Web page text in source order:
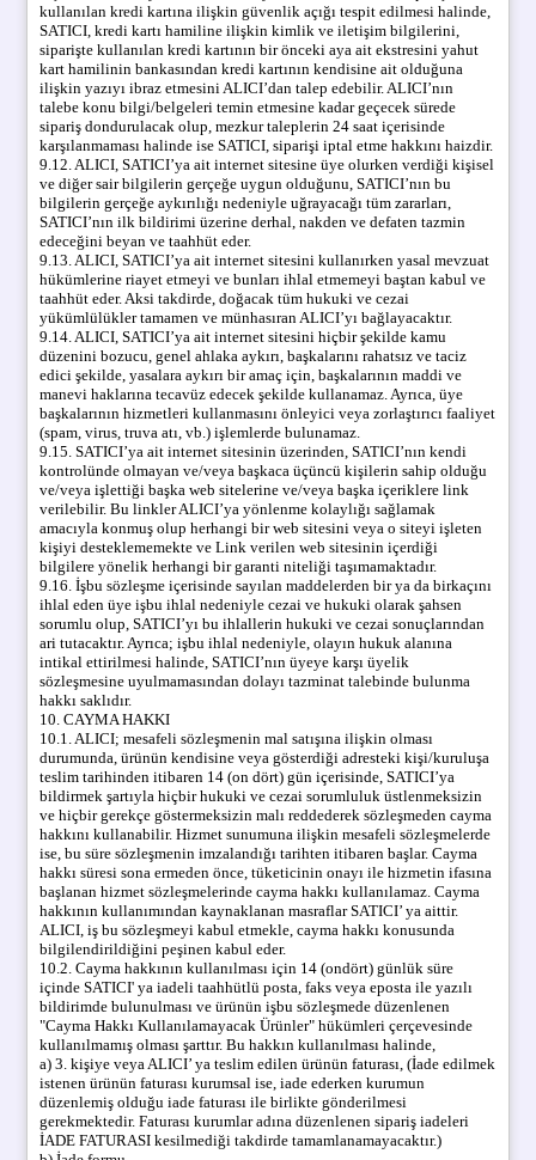
kullanılan kredi kartına ilişkin güvenlik açığı tespit edilmesi halinde,
SATICI, kredi kartı hamiline ilişkin kimlik ve iletişim bilgilerini,
siparişte kullanılan kredi kartının bir önceki aya ait ekstresini yahut
kart hamilinin bankasından kredi kartının kendisine ait olduğuna
ilişkin yazıyı ibraz etmesini ALICI’dan talep edebilir. ALICI’nın
talebe konu bilgi/belgeleri temin etmesine kadar geçecek sürede
sipariş dondurulacak olup, mezkur taleplerin 24 saat içerisinde
karşılanmaması halinde ise SATICI, siparişi iptal etme hakkını haizdir.
9.12. ALICI, SATICI’ya ait internet sitesine üye olurken verdiği kişisel
ve diğer sair bilgilerin gerçeğe uygun olduğunu, SATICI’nın bu
bilgilerin gerçeğe aykırılığı nedeniyle uğrayacağı tüm zararları,
SATICI’nın ilk bildirimi üzerine derhal, nakden ve defaten tazmin
edeceğini beyan ve taahhüt eder.
9.13. ALICI, SATICI’ya ait internet sitesini kullanırken yasal mevzuat
hükümlerine riayet etmeyi ve bunları ihlal etmemeyi baştan kabul ve
taahhüt eder. Aksi takdirde, doğacak tüm hukuki ve cezai
yükümlülükler tamamen ve münhasıran ALICI’yı bağlayacaktır.
9.14. ALICI, SATICI’ya ait internet sitesini hiçbir şekilde kamu
düzenini bozucu, genel ahlaka aykırı, başkalarını rahatsız ve taciz
edici şekilde, yasalara aykırı bir amaç için, başkalarının maddi ve
manevi haklarına tecavüz edecek şekilde kullanamaz. Ayrıca, üye
başkalarının hizmetleri kullanmasını önleyici veya zorlaştırıcı faaliyet
(spam, virus, truva atı, vb.) işlemlerde bulunamaz.
9.15. SATICI’ya ait internet sitesinin üzerinden, SATICI’nın kendi
kontrolünde olmayan ve/veya başkaca üçüncü kişilerin sahip olduğu
ve/veya işlettiği başka web sitelerine ve/veya başka içeriklere link
verilebilir. Bu linkler ALICI’ya yönlenme kolaylığı sağlamak
amacıyla konmuş olup herhangi bir web sitesini veya o siteyi işleten
kişiyi desteklememekte ve Link verilen web sitesinin içerdiği
bilgilere yönelik herhangi bir garanti niteliği taşımamaktadır.
9.16. İşbu sözleşme içerisinde sayılan maddelerden bir ya da birkaçını
ihlal eden üye işbu ihlal nedeniyle cezai ve hukuki olarak şahsen
sorumlu olup, SATICI’yı bu ihlallerin hukuki ve cezai sonuçlarından
ari tutacaktır. Ayrıca; işbu ihlal nedeniyle, olayın hukuk alanına
intikal ettirilmesi halinde, SATICI’nın üyeye karşı üyelik
sözleşmesine uyulmamasından dolayı tazminat talebinde bulunma
hakkı saklıdır.
10. CAYMA HAKKI
10.1. ALICI; mesafeli sözleşmenin mal satışına ilişkin olması
durumunda, ürünün kendisine veya gösterdiği adresteki kişi/kuruluşa
teslim tarihinden itibaren 14 (on dört) gün içerisinde, SATICI’ya
bildirmek şartıyla hiçbir hukuki ve cezai sorumluluk üstlenmeksizin
ve hiçbir gerekçe göstermeksizin malı reddederek sözleşmeden cayma
hakkını kullanabilir. Hizmet sunumuna ilişkin mesafeli sözleşmelerde
ise, bu süre sözleşmenin imzalandığı tarihten itibaren başlar. Cayma
hakkı süresi sona ermeden önce, tüketicinin onayı ile hizmetin ifasına
başlanan hizmet sözleşmelerinde cayma hakkı kullanılamaz. Cayma
hakkının kullanımından kaynaklanan masraflar SATICI’ ya aittir.
ALICI, iş bu sözleşmeyi kabul etmekle, cayma hakkı konusunda
bilgilendirildiğini peşinen kabul eder.
10.2. Cayma hakkının kullanılması için 14 (ondört) günlük süre
içinde SATICI' ya iadeli taahhütlü posta, faks veya eposta ile yazılı
bildirimde bulunulması ve ürünün işbu sözleşmede düzenlenen
"Cayma Hakkı Kullanılamayacak Ürünler" hükümleri çerçevesinde
kullanılmamış olması şarttır. Bu hakkın kullanılması halinde,
a) 3. kişiye veya ALICI’ ya teslim edilen ürünün faturası, (İade edilmek
istenen ürünün faturası kurumsal ise, iade ederken kurumun
düzenlemiş olduğu iade faturası ile birlikte gönderilmesi
gerekmektedir. Faturası kurumlar adına düzenlenen sipariş iadeleri
İADE FATURASI kesilmediği takdirde tamamlanamayacaktır.)